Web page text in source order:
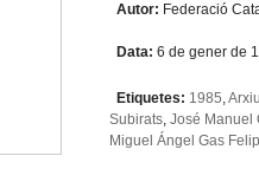
Autor: Federació
Data: 6 de gener de
Etiquetes: 1985,
Subirats, José Manuel
Miguel Ángel Gas